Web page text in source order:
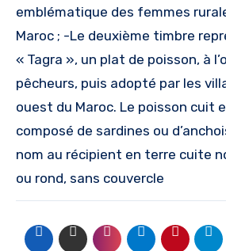
emblématique des femmes
Maroc ; -Le deuxième timbre
« Tagra », un plat de poisson, à
pêcheurs, puis adopté par les
ouest du Maroc. Le poisson cuit
composé de sardines ou
nom au récipient en terre cuite
ou rond, sans couvercle